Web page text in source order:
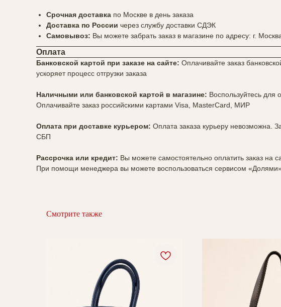
Срочная доставка по Москве в день заказа
Доставка по России через службу доставки СДЭК
Самовывоз: Вы можете забрать заказ в магазине по адресу: г.
Оплата
Банковской картой при заказе на сайте: Оплачивайте заказ
ускоряет процесс отгрузки заказа
Наличными или банковской картой в магазине: Воспользуйтесь для
Оплачивайте заказ российскими картами Visa, MasterCard, МИР
Оплата при доставке курьером: Оплата заказа курьеру невозможна.
СБП
Рассрочка или кредит: Вы можете самостоятельно оплатить заказ на
При помощи менеджера вы можете воспользоваться сервисом
Смотрите также